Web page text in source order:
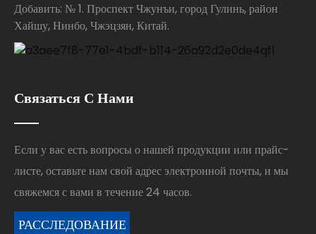
Добавить: № 1. Проспект Чжунъи, город Гулинь, район
Хайшу, Нинбо, Чжэцзян, Китай.
Связаться С Нами
Если у вас есть вопросы о нашей продукции или прайс-
листе, оставьте нам свой адрес электронной почты, и мы
свяжемся с вами в течение 24 часов.
РАССЛЕДОВАНИЕ